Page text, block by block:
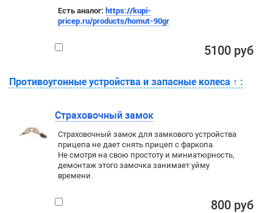
Есть аналог: https://kupi-
pricep.ru/products/homut-90gr
5100 руб
Противоугонные устройства и запасные колеса ↑ :
Страховочный замок
Страховочный замок для замкового устройства
прицепа не дает снять прицеп с фаркопа.
Не смотря на свою простоту и миниатюрность,
демонтаж этого замочка занимает уйму
времени.
800 руб